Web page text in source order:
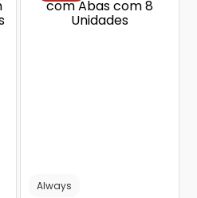
Always